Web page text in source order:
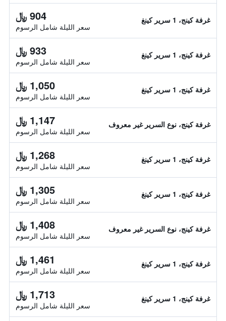
غرفة كينج، 1 سرير كينغ 904 ﷼
سعر الليلة شامل الرسوم
غرفة كينج، 1 سرير كينغ 933 ﷼
سعر الليلة شامل الرسوم
غرفة كينج، 1 سرير كينغ 1,050 ﷼
سعر الليلة شامل الرسوم
غرفة كينج، نوع السرير غير معروف 1,147 ﷼
سعر الليلة شامل الرسوم
غرفة كينج، 1 سرير كينغ 1,268 ﷼
سعر الليلة شامل الرسوم
غرفة كينج، 1 سرير كينغ 1,305 ﷼
سعر الليلة شامل الرسوم
غرفة كينج، نوع السرير غير معروف 1,408 ﷼
سعر الليلة شامل الرسوم
غرفة كينج، 1 سرير كينغ 1,461 ﷼
سعر الليلة شامل الرسوم
غرفة كينج، 1 سرير كينغ 1,713 ﷼
سعر الليلة شامل الرسوم